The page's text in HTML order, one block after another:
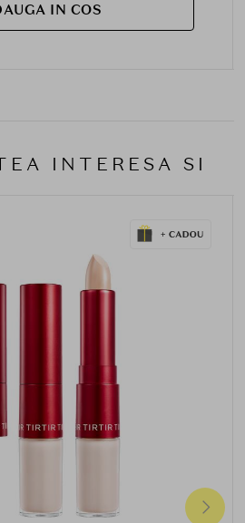
IN COS
INTERESA SI